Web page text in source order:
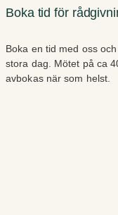
Boka tid för
Boka en tid med oss
stora dag. Mötet på ca
avbokas när som helst.